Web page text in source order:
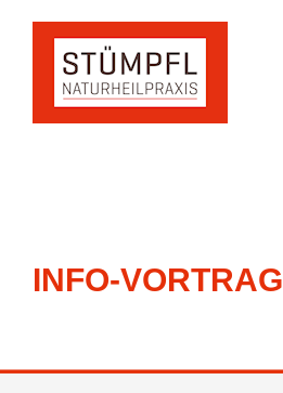
springen
INFO-VORTRAG